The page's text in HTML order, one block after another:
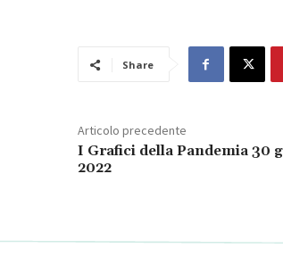
Share
Articolo precedente
I Grafici della Pandemia 30
2022